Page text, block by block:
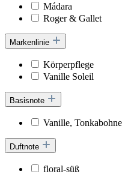
Mádara
Roger & Gallet
Markenlinie
Körperpflege
Vanille Soleil
Basisnote
Vanille, Tonkabohne
Duftnote
floral-süß